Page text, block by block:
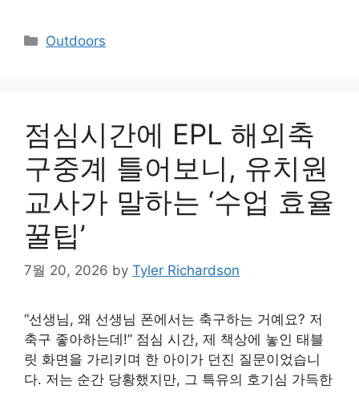
Categories
Outdoors
점심시간에 EPL 해외축
구중계 틀어보니, 유치원
교사가 말하는 ‘수업 효율
꿀팁’
7월 20, 2026 by Tyler Richardson
“선생님, 왜 선생님 폰에서는 축구하는 거예요? 저
축구 좋아하는데!” 점심 시간, 제 책상에 놓인 태블
릿 화면을 가리키며 한 아이가 던진 질문이었습니
다. 저는 순간 당황했지만, 그 특유의 호기심 가득한